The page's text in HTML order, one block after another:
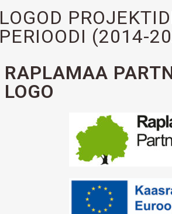
LOGOD
PERIOODI (2014-
RAPLAMAA
LOGO